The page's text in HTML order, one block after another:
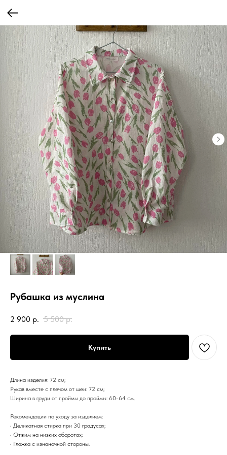
Рубашка из муслина
2 900 р. 5 500 р.
Купить
Длина изделия: 72 см;
Рукав вместе с плечом от шеи: 72 см;
Ширина в груди от проймы до проймы: 60-64 см.
Рекомендации по уходу за изделием:
• Деликатная стирка при 30 градусах;
• Отжим на низких оборотах;
• Глажка с изнаночной стороны.